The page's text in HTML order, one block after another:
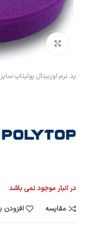
بزرگنمایی تصویر
پد نرم اوربیتال پولیتاپ سایز 150 Polytop
در انبار موجود نمی باشد
مقایسه
افزودن